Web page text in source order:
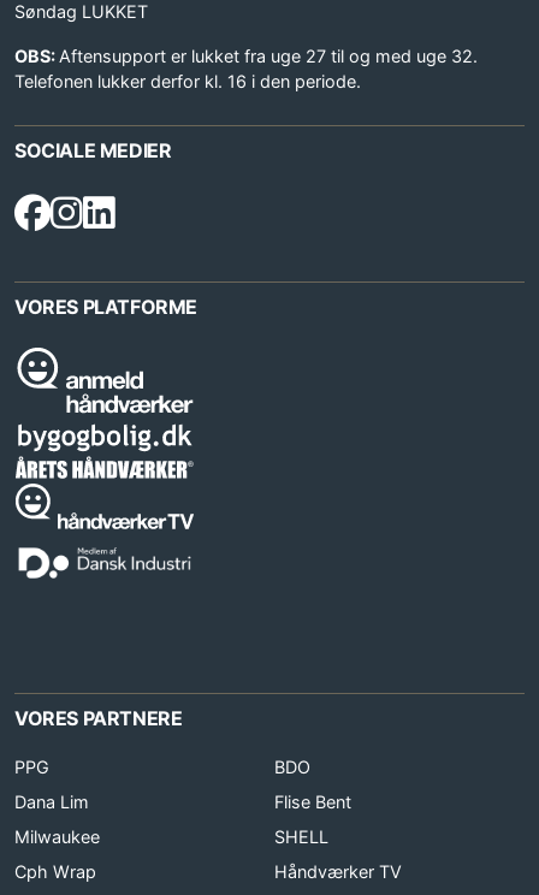
Søndag LUKKET
OBS: Aftensupport er lukket fra uge 27 til og med uge 32.
Telefonen lukker derfor kl. 16 i den periode.
SOCIALE MEDIER
VORES PLATFORME
VORES PARTNERE
PPG
BDO
Dana Lim
Flise Bent
Milwaukee
SHELL
Cph Wrap
Håndværker TV